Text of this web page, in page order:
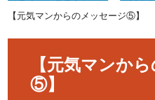
【元気マンからのメッセージ⑤】
【元気マンか
⑤】